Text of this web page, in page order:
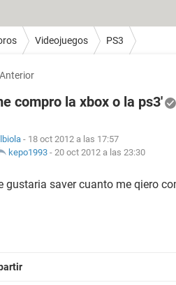
Videojuegos PS3
compro la xbox o la ps3'
- 18 oct 2012 a las 17:57
kepo1993 - 20 oct 2012 a las 23:30
gustaria saver cuanto me qiero